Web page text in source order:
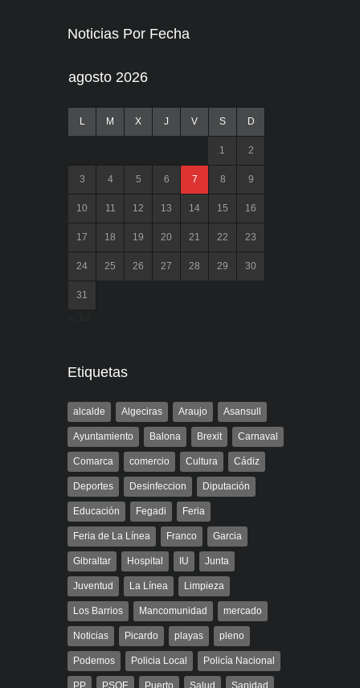
Noticias Por Fecha
agosto 2026
L M X J V S D
1 2
3 4 5 6 7 8 9
10 11 12 13 14 15 16
17 18 19 20 21 22 23
24 25 26 27 28 29 30
31
Etiquetas
alcalde Algeciras Araujo Asansull
Ayuntamiento Balona Brexit Carnaval
Comarca comercio Cultura Cádiz
Deportes Desinfeccion Diputación
Educación Fegadi Feria
Feria de La Línea Franco Garcia
Gibraltar Hospital IU Junta
Juventud La Línea Limpieza
Los Barrios Mancomunidad mercado
Noticias Picardo playas pleno
Podemos Policia Local Policía Nacional
PP PSOE Puerto Salud Sanidad